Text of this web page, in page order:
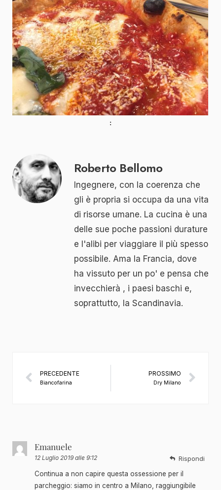
Roberto Bellomo
Ingegnere, con la coerenza che
gli è propria si occupa da una vita
di risorse umane. La cucina è una
delle sue poche passioni durature
e l'alibi per viaggiare il più spesso
possibile. Ama la Francia, dove
ha vissuto per un po' e pensa che
invecchierà , i paesi baschi e,
soprattutto, la Scandinavia.
PRECEDENTE
Biancofarina
PROSSIMO
Dry Milano
Emanuele
12 Luglio 2019 alle 9:12
Continua a non capire questa ossessione per il
parcheggio: siamo in centro a Milano, raggiungibile
Rispondi